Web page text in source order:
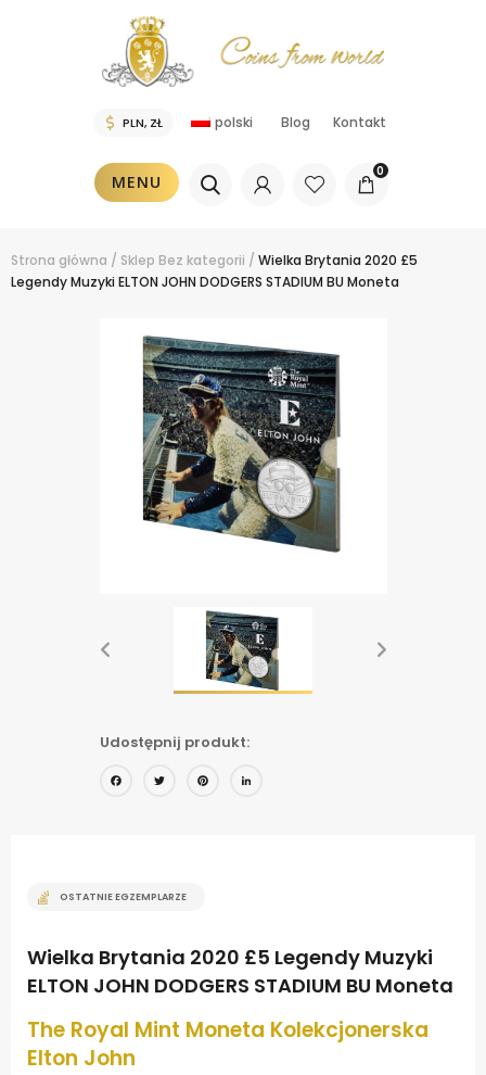
polski Blog Kontakt
MENU
0
Strona główna / Sklep Bez kategorii / Wielka Brytania 2020 £5
Legendy Muzyki ELTON JOHN DODGERS STADIUM BU Moneta
Udostępnij produkt:
Facebook
TwitterPinterest
OSTATNIE EGZEMPLARZE
Wielka Brytania 2020 £5 Legendy Muzyki
ELTON JOHN DODGERS STADIUM BU Moneta
The Royal Mint Moneta Kolekcjonerska
Elton John